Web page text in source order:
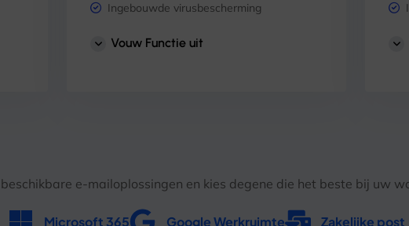
Ingebouwde virusbescherming
Vouw Functie uit
beschikbare e-mailoplossingen en kies degene die het beste bij uw
Microsoft 365 Google Werkruimte Zakelijke post